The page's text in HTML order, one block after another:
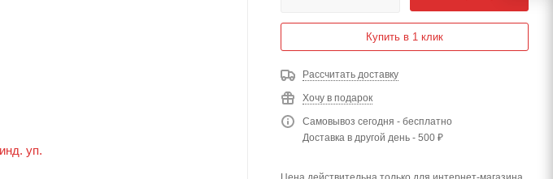
Купить в 1 клик
Рассчитать доставку
Хочу в подарок
Самовывоз сегодня - бесплатно
Доставка в другой день - 500 ₽